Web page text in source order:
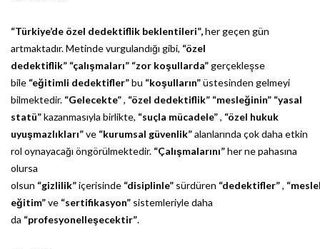
“Türkiye’de özel dedektiflik beklentileri”,her geçen gün
artmaktadır. Metinde vurgulandığı gibi, “özel
dedektiflik” “çalışmaları” “zor koşullarda”gerçekleşse
bile “eğitimli dedektifler”bu “koşulların”üstesinden gelmeyi
bilmektedir. “Gelecekte”, “özel dedektiflik” “mesleğinin” “yasal
statü”kazanmasıyla birlikte, “suçla mücadele”, “özel hukuk
uyuşmazlıkları”ve “kurumsal güvenlik”alanlarında çok daha etkin
rol oynayacağı öngörülmektedir. “Çalışmalarını”her ne pahasına
olursa
olsun “gizlilik”içerisinde “disiplinle” sürdüren “dedektifler”,
eğitim”ve “sertifikasyon” sistemleriyle daha
da “profesyonelleşecektir”.